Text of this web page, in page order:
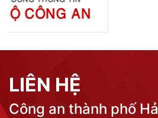
LIÊN HỆ
Công an thành phố